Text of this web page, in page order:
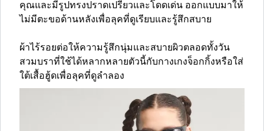
คุณและมีรูปทรงปราดเปรียวและโดดเด่น ออกแบบมาให้
ไม่มีตะขอด้านหลังเพื่อลุคที่ดูเรียบและรู้สึกสบาย
ผ้าไร้รอยต่อให้ความรู้สึกนุ่มและสบายผิวตลอดทั้งวัน
สวมบราที่ใช้ได้หลากหลายตัวนี้กับกางเกงจ็อกกิ้งหรือใส่
ใต้เสื้อฮู้ดเพื่อลุคที่ดูลำลอง